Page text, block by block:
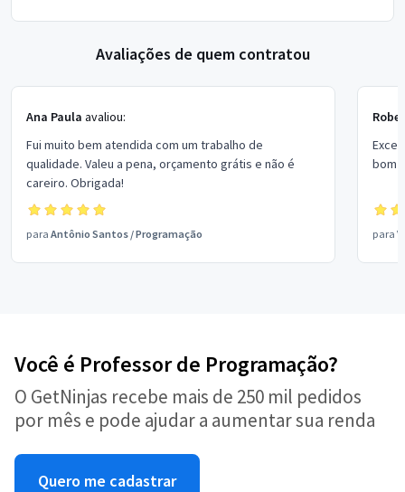
Avaliações de quem contratou
Ana Paula avaliou:
Fui muito bem atendida com um trabalho de
qualidade. Valeu a pena, orçamento grátis e não é
careiro. Obrigada!
para Antônio Santos /Programação
bom
para
Você é Professor de Programação?
O GetNinjas recebe mais de 250 mil pedidos
por mês e pode ajudar a aumentar sua renda
Quero me cadastrar